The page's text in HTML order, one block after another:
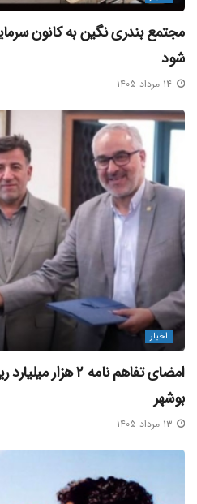
مجتمع بندری نگین به کانون
شود
اخبار
امضای تفاهم‌ نامه ۲
بوشهر